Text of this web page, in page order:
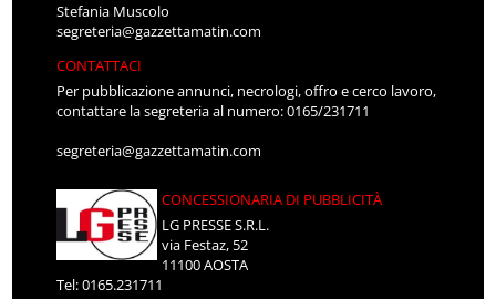
Stefania Muscolo
segreteria@gazzettamatin.com
CONTATTACI
Per pubblicazione annunci, necrologi, offro e cerco lavoro,
contattare la segreteria al numero: 0165/231711
segreteria@gazzettamatin.com
CONCESSIONARIA DI PUBBLICITÀ
LG PRESSE S.R.L.
via Festaz, 52
11100 AOSTA
Tel: 0165.231711